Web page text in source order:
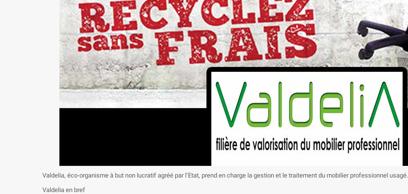
Valdelia, éco-organisme à but non lucratif agréé par l’Etat, prend en charge la gestion et le traitement du mobilier professionnel usagé.
Valdelia en bref